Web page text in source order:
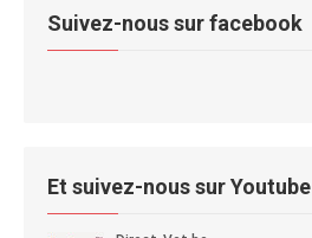
Suivez-nous sur facebook
Et suivez-nous sur Youtube